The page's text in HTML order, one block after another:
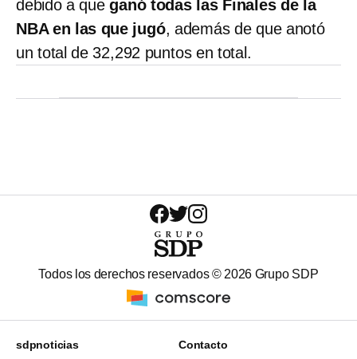
debido a queganó todas las Finales de la
NBA en las que jugó, además de que anotó
un total de 32,292 puntos en total.
Todos los derechos reservados © 2026 Grupo SDP
sdpnoticias Contacto